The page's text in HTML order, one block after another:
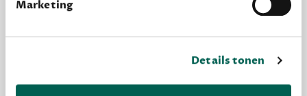
Marketing
Details tonen